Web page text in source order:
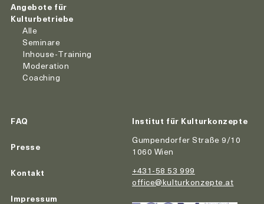
Angebote für
Kulturbetriebe
Alle
Seminare
Inhouse-Training
Moderation
Coaching
FAQ
Presse
Kontakt
Impressum
Institut für Kulturkonzepte
Gumpendorfer Straße 9/10
1060 Wien
+431-58 53 999
office@kulturkonzepte.at